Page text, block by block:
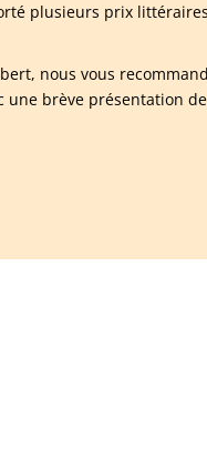
plusieurs prix littéraires
nous vous
une brève présentation